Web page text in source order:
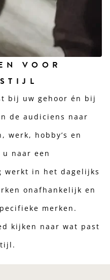
VOOR
bij uw gehoor én bij
de audiciens naar
werk, hobby’s en
u naar een
werkt in het dagelijks
onafhankelijk en
merken.
kijken naar wat past